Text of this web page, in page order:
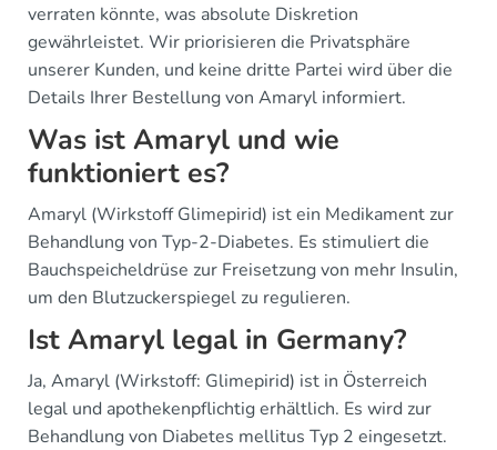
verraten könnte, was absolute Diskretion
gewährleistet. Wir priorisieren die Privatsphäre
unserer Kunden, und keine dritte Partei wird über die
Details Ihrer Bestellung von Amaryl informiert.
Was ist Amaryl und wie
funktioniert es?
Amaryl (Wirkstoff Glimepirid) ist ein Medikament zur
Behandlung von Typ-2-Diabetes. Es stimuliert die
Bauchspeicheldrüse zur Freisetzung von mehr Insulin,
um den Blutzuckerspiegel zu regulieren.
Ist Amaryl legal in Germany?
Ja, Amaryl (Wirkstoff: Glimepirid) ist in Österreich
legal und apothekenpflichtig erhältlich. Es wird zur
Behandlung von Diabetes mellitus Typ 2 eingesetzt.